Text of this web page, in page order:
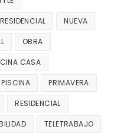
NUEVA
OBRA
CASA
PISCINA PRIMAVERA
RESIDENCIAL
TELETRABAJO